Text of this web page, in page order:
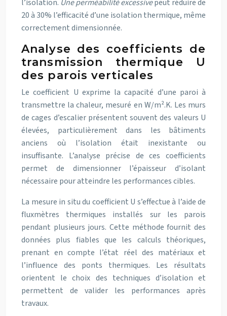
l’isolation. Une perméabilité excessivepeut réduire de
20 à 30% l’efficacité d’une isolation thermique, même
correctement dimensionnée.
Analyse des coefficients de
transmission thermique U
des parois verticales
Le coefficient U exprime la capacité d’une paroi à
transmettre la chaleur, mesuré en W/m².K. Les murs
de cages d’escalier présentent souvent des valeurs U
élevées, particulièrement dans les bâtiments
anciens où l’isolation était inexistante ou
insuffisante. L’analyse précise de ces coefficients
permet de dimensionner l’épaisseur d’isolant
nécessaire pour atteindre les performances cibles.
La mesure in situ du coefficient U s’effectue à l’aide de
fluxmètres thermiques installés sur les parois
pendant plusieurs jours. Cette méthode fournit des
données plus fiables que les calculs théoriques,
prenant en compte l’état réel des matériaux et
l’influence des ponts thermiques. Les résultats
orientent le choix des techniques d’isolation et
permettent de valider les performances après
travaux.